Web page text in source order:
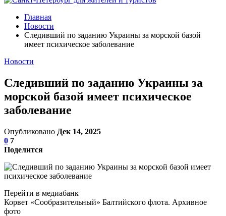
Главная
Новости
Следивший по заданию Украины за морской базой
имеет психическое заболевание
Новости
Следивший по заданию Украины за
морской базой имеет психическое
заболевание
Опубликовано Дек 14, 2025
0 7
Поделится
Перейти в медиабанк
Корвет «Сообразительный» Балтийского флота. Архивное
фото